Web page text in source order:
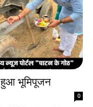
हुआ भूमिपूजन
0